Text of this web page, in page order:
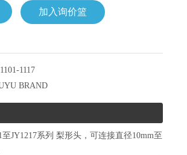
加入询价篮
1117
BRAND
至JY1217系列 梨形头，可连接直径10mm至